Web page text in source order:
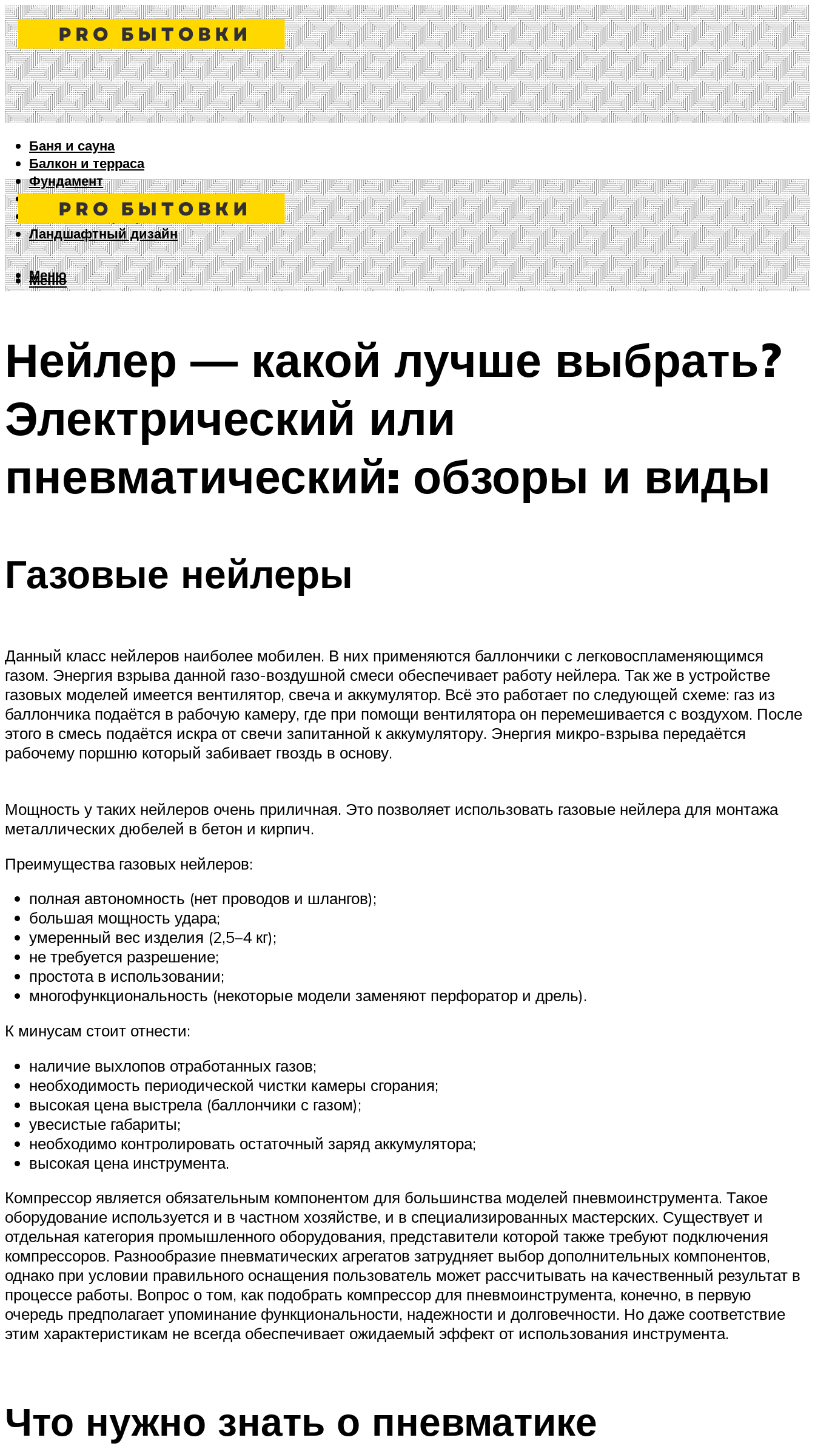
Баня и сауна
Балкон и терраса
Фундамент
Ворота и забор
Дизайн интерьера
Ландшафтный дизайн
Меню
Меню
Нейлер — какой лучше выбрать?
Электрический или
пневматический: обзоры и виды
Газовые нейлеры
Данный класс нейлеров наиболее мобилен. В них применяются баллончики с легковоспламеняющимся
газом. Энергия взрыва данной газо-воздушной смеси обеспечивает работу нейлера. Так же в устройстве
газовых моделей имеется вентилятор, свеча и аккумулятор. Всё это работает по следующей схеме: газ из
баллончика подаётся в рабочую камеру, где при помощи вентилятора он перемешивается с воздухом. После
этого в смесь подаётся искра от свечи запитанной к аккумулятору. Энергия микро-взрыва передаётся
рабочему поршню который забивает гвоздь в основу.
Мощность у таких нейлеров очень приличная. Это позволяет использовать газовые нейлера для монтажа
металлических дюбелей в бетон и кирпич.
Преимущества газовых нейлеров:
полная автономность (нет проводов и шлангов);
большая мощность удара;
умеренный вес изделия (2,5–4 кг);
не требуется разрешение;
простота в использовании;
многофункциональность (некоторые модели заменяют перфоратор и дрель).
К минусам стоит отнести:
наличие выхлопов отработанных газов;
необходимость периодической чистки камеры сгорания;
высокая цена выстрела (баллончики с газом);
увесистые габариты;
необходимо контролировать остаточный заряд аккумулятора;
высокая цена инструмента.
Компрессор является обязательным компонентом для большинства моделей пневмоинструмента. Такое
оборудование используется и в частном хозяйстве, и в специализированных мастерских. Существует и
отдельная категория промышленного оборудования, представители которой также требуют подключения
компрессоров. Разнообразие пневматических агрегатов затрудняет выбор дополнительных компонентов,
однако при условии правильного оснащения пользователь может рассчитывать на качественный результат в
процессе работы. Вопрос о том, как подобрать компрессор для пневмоинструмента, конечно, в первую
очередь предполагает упоминание функциональности, надежности и долговечности. Но даже соответствие
этим характеристикам не всегда обеспечивает ожидаемый эффект от использования инструмента.
Что нужно знать о пневматике